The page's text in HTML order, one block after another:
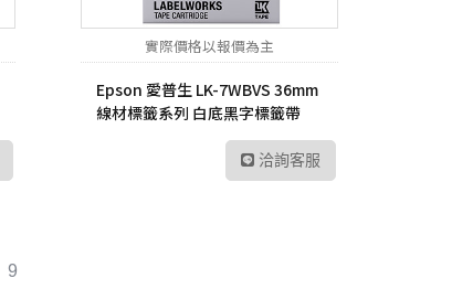
實際價格以報價為主
Epson 愛普生 LK-7WBVS 36mm
線材標籤系列 白底黑字標籤帶
洽詢客服
9